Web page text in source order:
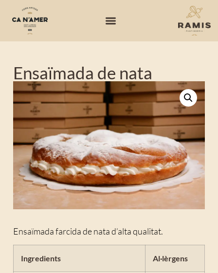
Ensaïmada de nata
Ensaïmada farcida de nata d’alta qualitat.
Ingredients Al·lèrgens